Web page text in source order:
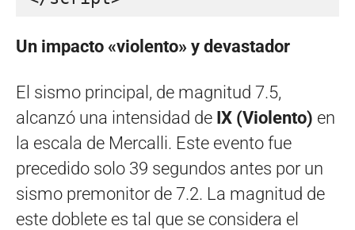
Un impacto «violento» y devastador
El sismo principal, de magnitud 7.5,
alcanzó una intensidad de IX (Violento) en
la escala de Mercalli. Este evento fue
precedido solo 39 segundos antes por un
sismo premonitor de 7.2. La magnitud de
este doblete es tal que se considera el